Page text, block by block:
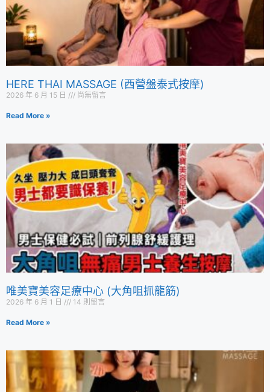
HERE THAI MASSAGE (西營盤泰式按摩)
2026 年 6 月 15 日 尚無留言
Read More »
唯美寶美容足療中心 (大角咀抓龍筋)
2026 年 6 月 1 日 14 則留言
Read More »